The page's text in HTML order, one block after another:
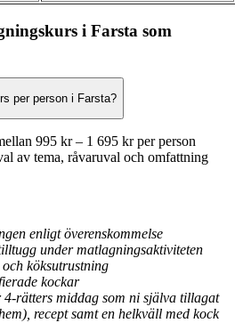
i Farsta som
per person i Farsta?
995 kr – 1 695 kr per person
av tema, råvaruval och omfattning
enligt överenskommelse
under matlagningsaktiviteten
köksutrustning
kockar
rätters middag som ni själva tillagat
recept samt en helkväll med kock